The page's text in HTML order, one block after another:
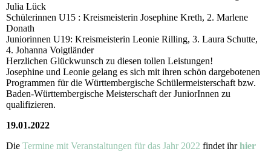
Julia Lück
Schülerinnen U15 : Kreismeisterin Josephine Kreth, 2. Marlene
Donath
Juniorinnen U19: Kreismeisterin Leonie Rilling, 3. Laura Schutte,
4. Johanna Voigtländer
Herzlichen Glückwunsch zu diesen tollen Leistungen!
Josephine und Leonie gelang es sich mit ihren schön dargebotenen
Programmen für die Württembergische Schülermeisterschaft bzw.
Baden-Württembergische Meisterschaft der JuniorInnen zu
qualifizieren.
19.01.2022
Die Termine mit Veranstaltungen für das Jahr 2022 findet ihrhier